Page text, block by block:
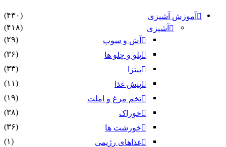
آموزش آشپزی
(۴۳۰)
آشپزی
(۴۱۸)
آش و سوپ
(۲۹)
پلو و چلو ها
(۳۶)
پیتزا
(۳۳)
پیش غذا
(۱۱)
تخم مرغ و املت
(۱۹)
خوراک
(۳۸)
خورشت ها
(۳۶)
غذاهای رژیمی
(۱)